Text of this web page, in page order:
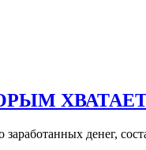
заработанных денег,